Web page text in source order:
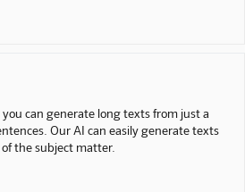
can generate long texts from just a
Our AI can easily generate texts
the subject matter.